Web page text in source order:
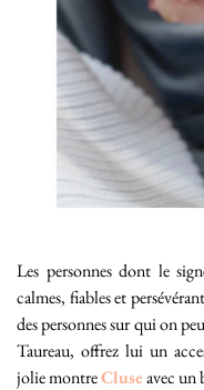
Les personnes dont le
calmes, fiables et
des personnes sur qui on
Taureau, offrez lui un
jolie montreCluseavec un